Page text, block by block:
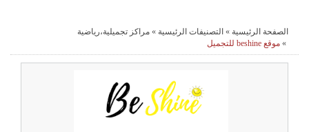
الصفحة الرئيسية » التصنيفات الرئيسية » مراكز تجميلية،رياضية
» موقع beshine للتجميل